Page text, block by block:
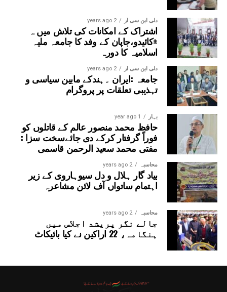
دلی این سی آر 2 years ago
اشتراک کے امکانات کی تلاش میں ہ
±کائیدو،جاپان کے وفد کا جامعہ ملیہ
اسلامیہ کا دورہ
دلی این سی آر 2 years ago
جامعہ :ایران ۔ہندکے مابین سیاسی و
تہذیبی تعلقات پر پروگرام
بہار 1 year ago
حافظ محمد منصور عالم کے قاتلوں کو
فوراً گرفتار کرکے دی جائےسخت سزا :
مفتی محمد سعید الرحمن قاسمی
محاسبہ 2 years ago
بیاد گار ہلال و دل سیوہاروی کے زیر
اہتمام ساتواں آف لائن مشاعرہ
محاسبہ 2 years ago
جالے نگر پریشد اجلاس میں
ہنگامہ، 22 اراکین نے کیا بائیکاٹ